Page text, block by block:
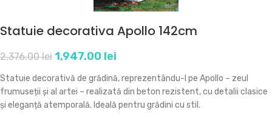
Statuie decorativa Apollo 142cm
2,376.00lei 1,947.00 lei
Statuie decorativă de grădină, reprezentându-l pe Apollo – zeul
frumuseții și al artei – realizată din beton rezistent, cu detalii clasice
și eleganță atemporală. Ideală pentru grădini cu stil.